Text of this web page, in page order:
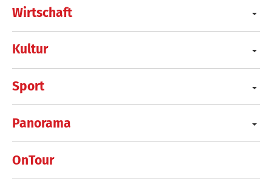
Wirtschaft
Kultur
Sport
Panorama
OnTour